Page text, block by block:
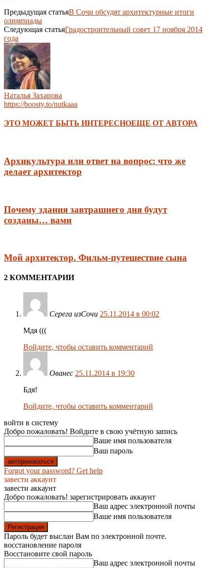
Предыдущая статьяВ Сочи обсудят архитектурные итоги
олимпиады
Следующая статьяГрадостроительный совет 17 ноября 2014
года
Наталья Захарова
https://boosty.to/nutkaaa
ЭТО МОЖЕТ БЫТЬ ИНТЕРЕСНОЕЩЕ ОТ АВТОРА
Архикультура или ответ на вопрос: что же
делает архитектор
Почему здания завтрашнего дня будут
созданы… вами
Мой архитектор. Фильм-путешествие сына
2 КОММЕНТАРИИ
Серега изСочи 25.11.2014 в 00:02
Мдя (((
Войдите, чтобы оставить комментарий
Ованес 25.11.2014 в 19:30
Бдя!
Войдите, чтобы оставить комментарий
войти в систему
Добро пожаловать! Войдите в свою учётную запись
Ваше имя пользователя
Ваш пароль
Forgot your password? Get help
завести аккаунт
завести аккаунт
Добро пожаловать! зарегистрировать аккаунт
Ваш адрес электронной почты
Ваше имя пользователя
Пароль будет выслан Вам по электронной почте.
восстановление пароля
Восстановите свой пароль
Ваш адрес электронной почты